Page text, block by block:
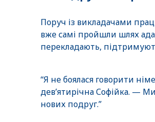
Поруч із викладачами
вже самі пройшли шлях
перекладають,
“Я не боялася говорити
дев’ятирічна Софійка. —
нових подруг.”